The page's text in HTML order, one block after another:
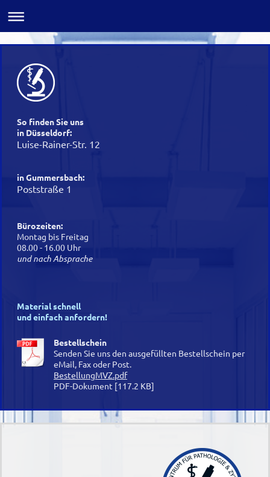
So finden Sie uns
in Düsseldorf:
Luise-Rainer-Str. 12
in Gummersbach:
Poststraße 1
Bürozeiten:
Montag bis Freitag
08.00 - 16.00 Uhr
und nach Absprache
Material schnell
und einfach anfordern!
Bestellschein
Senden Sie uns den ausgefüllten Bestellschein per
eMail, Fax oder Post.
BestellungMVZ.pdf
PDF-Dokument [117.2 KB]